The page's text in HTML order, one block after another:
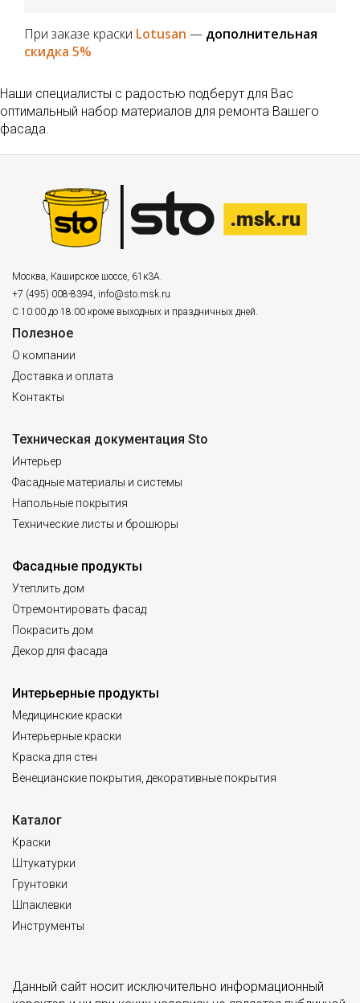
При заказе краски Lotusan — дополнительная
скидка 5%
Наши специалисты с радостью подберут для Вас
оптимальный набор материалов для ремонта Вашего
фасада.
Москва, Каширское шоссе, 61к3А.
+7 (495) 008-8394, info@sto.msk.ru
С 10:00 до 18:00 кроме выходных и праздничных дней.
Полезное
О компании
Доставка и оплата
Контакты
Техническая документация Sto
Интерьер
Фасадные материалы и системы
Напольные покрытия
Технические листы и брошюры
Фасадные продукты
Утеплить дом
Отремонтировать фасад
Покрасить дом
Декор для фасада
Интерьерные продукты
Медицинские краски
Интерьерные краски
Краска для стен
Венецианские покрытия, декоративные покрытия
Каталог
Краски
Штукатурки
Грунтовки
Шпаклевки
Инструменты
Данный сайт носит исключительно информационный